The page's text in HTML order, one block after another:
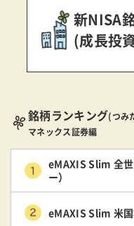
新NISA
(成長投
銘柄ランキング(つみ
マネックス証券編
eMAXIS Slim 全
ー）
eMAXIS Slim 米国